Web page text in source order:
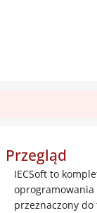
Przegląd
IECSoft to
oprogramowania
przeznaczony do